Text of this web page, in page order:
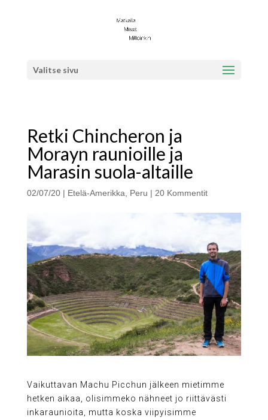
Valitse sivu
Retki Chincheron ja
Morayn raunioille ja
Marasin suola-altaille
02/07/20| Etelä-Amerikka Peru | 20 Kommentit
Vaikuttavan Machu Picchun jälkeen mietimme
hetken aikaa, olisimmeko nähneet jo riittävästi
inkaraunioita, mutta koska viipyisimme